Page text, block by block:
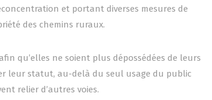
et portant diverses mesures de
des chemins ruraux.
qu’elles ne soient plus dépossédées de leurs
leur statut, au-delà du seul usage du public
relier d’autres voies.